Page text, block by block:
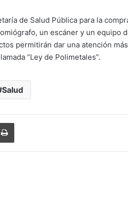
de Salud Pública para la
un escáner y un equipo
permitirán dar una atención más
“Ley de Polimetales”.
Imprimir